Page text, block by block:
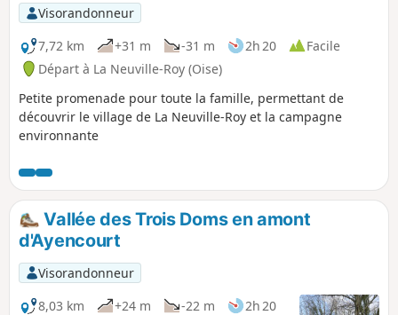
Visorandonneur
7,72 km
+31 m -31 m 2h 20
Facile
Départ à La Neuville-Roy (Oise)
Petite promenade pour toute la famille, permettant de
découvrir le village de La Neuville-Roy et la campagne
environnante
Vallée des Trois Doms en amont
d'Ayencourt
Visorandonneur
8,03 km
+24 m -22 m
2h 20